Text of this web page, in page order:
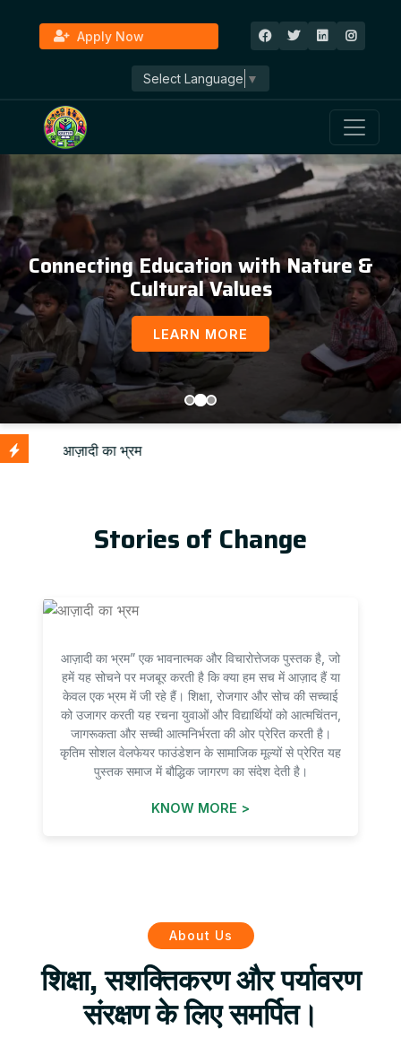
Apply Now
Select Language ▼
Connecting Education with Nature &
Cultural Values
LEARN MORE
Stories of Change
आज़ादी का भ्रम” एक भावनात्मक और विचारोत्तेजक पुस्तक है, जो
हमें यह सोचने पर मजबूर करती है कि क्या हम सच में आज़ाद हैं या
केवल एक भ्रम में जी रहे हैं। शिक्षा, रोजगार और सोच की सच्चाई
को उजागर करती यह रचना युवाओं और विद्यार्थियों को आत्मचिंतन,
जागरूकता और सच्ची आत्मनिर्भरता की ओर प्रेरित करती है।
कृतिम सोशल वेलफेयर फाउंडेशन के सामाजिक मूल्यों से प्रेरित यह
पुस्तक समाज में बौद्धिक जागरण का संदेश देती है।
KNOW MORE >
About Us
शिक्षा, सशक्तिकरण और पर्यावरण
संरक्षण के लिए समर्पित।